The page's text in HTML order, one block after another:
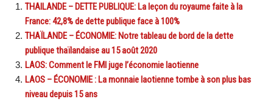
THAILANDE – DETTE PUBLIQUE: La leçon du royaume faite à la
France: 42,8% de dette publique face à 100%
THAÏLANDE – ÉCONOMIE: Notre tableau de bord de la dette
publique thaïlandaise au 15 août 2020
LAOS: Comment le FMI juge l’économie laotienne
LAOS – ÉCONOMIE : La monnaie laotienne tombe à son plus bas
niveau depuis 15 ans